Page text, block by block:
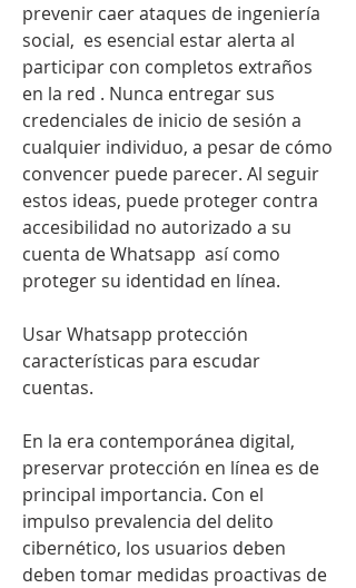
prevenir caer ataques de ingeniería
social,  es esencial estar alerta al
participar con completos extraños
en la red . Nunca entregar sus
credenciales de inicio de sesión a
cualquier individuo, a pesar de cómo
convencer puede parecer. Al seguir
estos ideas, puede proteger contra
accesibilidad no autorizado a su
cuenta de Whatsapp  así como
proteger su identidad en línea.
Usar Whatsapp protección
características para escudar
cuentas.
En la era contemporánea digital,
preservar protección en línea es de
principal importancia. Con el
impulso prevalencia del delito
cibernético, los usuarios deben
deben tomar medidas proactivas de